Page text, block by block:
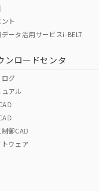
する可能性があります。
こ
その他の認証は
ト
ータ活用サービスi-BELT
ンロードセンタ
ログ
ュアル
御CAD
トウェア